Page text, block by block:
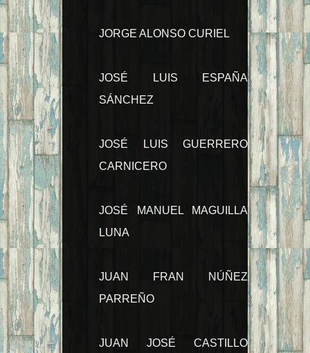
JORGE ALONSO CURIEL
JOSÉ LUIS ESPAÑA
SÁNCHEZ
JOSÉ LUIS GUERRERO
CARNICERO
JOSÉ MANUEL MAGUILLA
LUNA
JUAN FRAN NÚÑEZ
PARREÑO
JUAN JOSÉ CASTILLO